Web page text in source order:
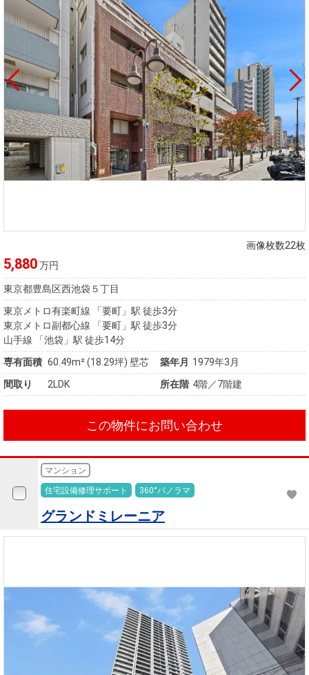
画像枚数22枚
5,880万円
東京都豊島区西池袋５丁目
東京メトロ有楽町線 「要町」駅 徒歩3分
東京メトロ副都心線 「要町」駅 徒歩3分
山手線 「池袋」駅 徒歩14分
専有面積 60.49m²(18.29坪) 壁芯 築年月
1979年3月
間取り
2LDK 所在階 4階／7階建
この物件にお問い合わせ
マンション
住宅設備修理サポート 360°パノラマ
グランドミレーニア